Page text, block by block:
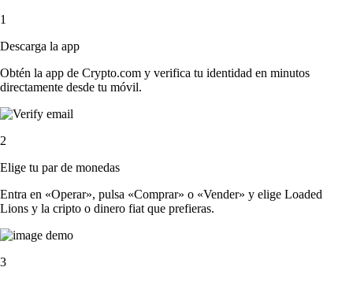
1
Descarga la app
Obtén la app de Crypto.com y verifica tu identidad en minutos
directamente desde tu móvil.
2
Elige tu par de monedas
Entra en «Operar», pulsa «Comprar» o «Vender» y elige Loaded
Lions y la cripto o dinero fiat que prefieras.
3